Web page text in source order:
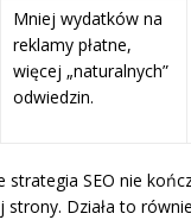
Mniej wydatków na
reklamy płatne,
więcej „naturalnych”
odwiedzin.
strategia SEO nie
Działa to